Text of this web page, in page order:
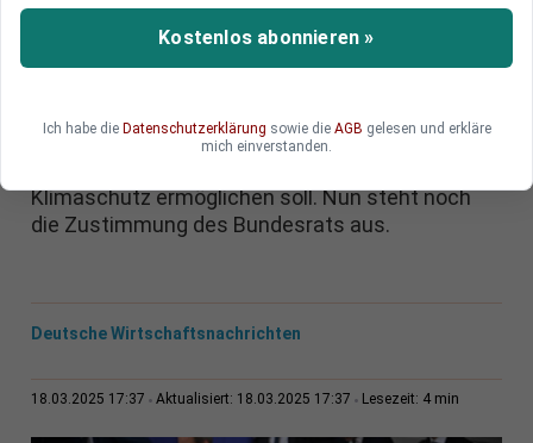
für Gesetzesänderung
der deutschen Geschichte gestimmt, das
Klimaschutz ermöglichen soll. Nun steht noch
die Zustimmung des Bundesrats aus.
Deutsche Wirtschaftsnachrichten
18.03.2025 17:37 Aktualisiert: 18.03.2025 17:37 Lesezeit: 4 min
Kostenlos abonnieren »
Ich habe die Datenschutzerklärung sowie die AGB gelesen und erkläre
mich einverstanden.